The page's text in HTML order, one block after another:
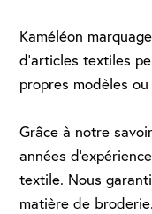
Kaméléon
d'articles textiles
propres modèles
Grâce à notre
années
textile. Nous
matière de broderie.